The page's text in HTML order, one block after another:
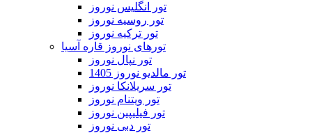
تور انگلیس نوروز
تور روسیه نوروز
تور ترکیه نوروز
تورهای نوروز قاره آسیا
تور نپال نوروز
تور مالدیو نوروز 1405
تور سریلانکا نوروز
تور ویتنام نوروز
تور فیلیپین نوروز
تور دبی نوروز